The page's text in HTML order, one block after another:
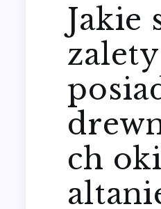
Jakie
zalety
ch